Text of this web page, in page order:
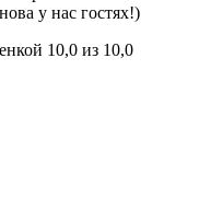
у нас гостях!)
10,0 из 10,0